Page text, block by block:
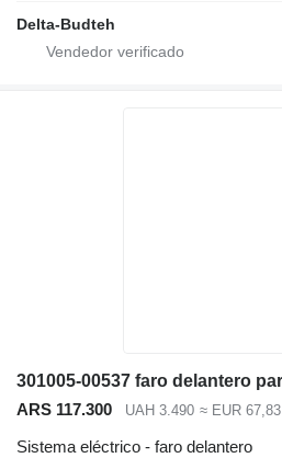
Delta-Budteh
ARS 117.300 UAH 3.490 ≈ EUR 67,83
Sistema eléctrico - faro delantero